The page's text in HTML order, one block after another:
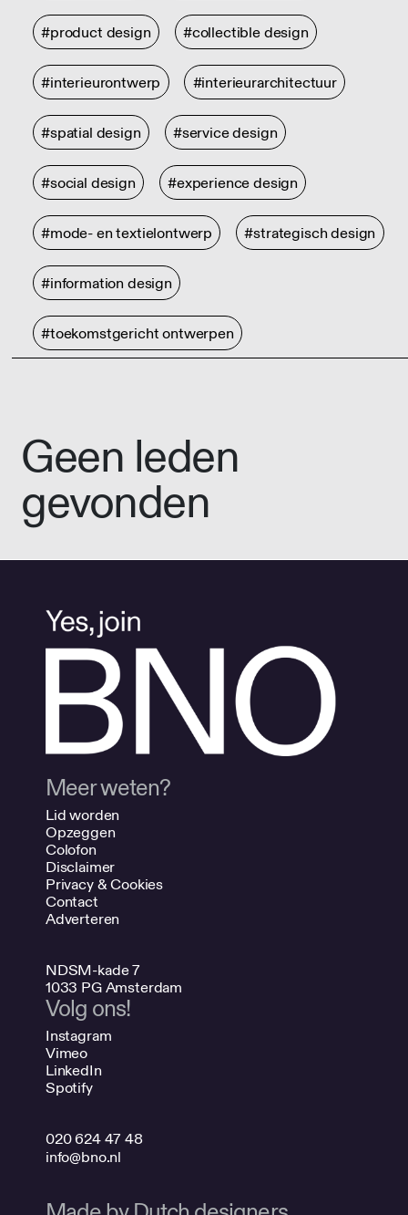
#product design #collectible design
#interieurontwerp #interieurarchitectuur
#spatial design #service design
#social design #experience design
#mode- en textielontwerp #strategisch design
#information design
#toekomstgericht ontwerpen
Geen leden
gevonden
Meer weten?
Lid worden
Opzeggen
Colofon
Disclaimer
Privacy & Cookies
Contact
Adverteren
NDSM-kade 7
1033 PG Amsterdam
Volg ons!
Instagram
Vimeo
LinkedIn
Spotify
020 624 47 48
info@bno.nl